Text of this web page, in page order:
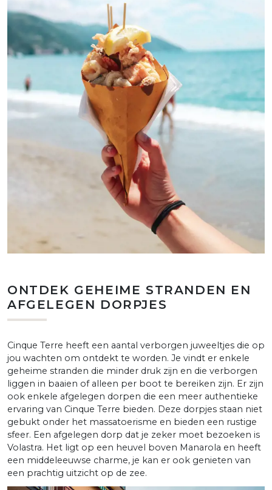
ONTDEK GEHEIME STRANDEN EN
AFGELEGEN DORPJES
Cinque Terre heeft een aantal verborgen juweeltjes die op
jou wachten om ontdekt te worden. Je vindt er enkele
geheime stranden die minder druk zijn en die verborgen
liggen in baaien of alleen per boot te bereiken zijn. Er zijn
ook enkele afgelegen dorpen die een meer authentieke
ervaring van Cinque Terre bieden. Deze dorpjes staan niet
gebukt onder het massatoerisme en bieden een rustige
sfeer. Een afgelegen dorp dat je zeker moet bezoeken is
Volastra. Het ligt op een heuvel boven Manarola en heeft
een middeleeuwse charme, je kan er ook genieten van
een prachtig uitzicht op de zee.